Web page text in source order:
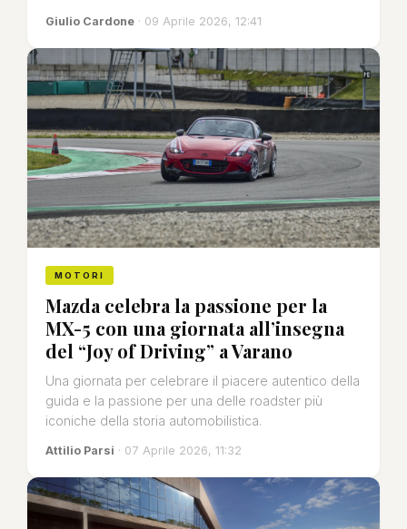
Giulio Cardone · 09 Aprile 2026, 12:41
MOTORI
Mazda celebra la passione per la
MX-5 con una giornata all’insegna
del “Joy of Driving” a Varano
Una giornata per celebrare il piacere autentico della
guida e la passione per una delle roadster più
iconiche della storia automobilistica.
Attilio Parsi · 07 Aprile 2026, 11:32